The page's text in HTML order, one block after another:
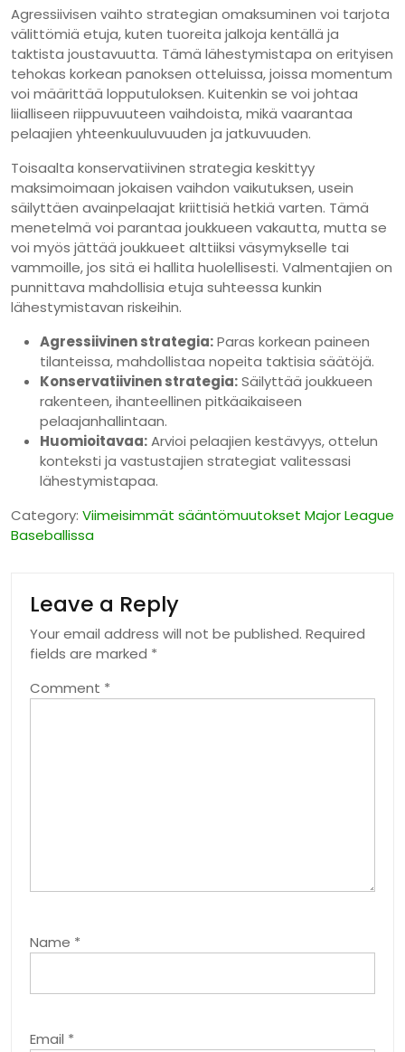
Agressiivisen vaihto strategian omaksuminen voi tarjota
välittömiä etuja, kuten tuoreita jalkoja kentällä ja
taktista joustavuutta. Tämä lähestymistapa on erityisen
tehokas korkean panoksen otteluissa, joissa momentum
voi määrittää lopputuloksen. Kuitenkin se voi johtaa
liialliseen riippuvuuteen vaihdoista, mikä vaarantaa
pelaajien yhteenkuuluvuuden ja jatkuvuuden.
Toisaalta konservatiivinen strategia keskittyy
maksimoimaan jokaisen vaihdon vaikutuksen, usein
säilyttäen avainpelaajat kriittisiä hetkiä varten. Tämä
menetelmä voi parantaa joukkueen vakautta, mutta se
voi myös jättää joukkueet alttiiksi väsymykselle tai
vammoille, jos sitä ei hallita huolellisesti. Valmentajien on
punnittava mahdollisia etuja suhteessa kunkin
lähestymistavan riskeihin.
Agressiivinen strategia:Paras korkean paineen
tilanteissa, mahdollistaa nopeita taktisia säätöjä.
Konservatiivinen strategia:Säilyttää joukkueen
rakenteen, ihanteellinen pitkäaikaiseen
pelaajanhallintaan.
Huomioitavaa:Arvioi pelaajien kestävyys, ottelun
konteksti ja vastustajien strategiat valitessasi
lähestymistapaa.
Category: Viimeisimmät sääntömuutokset Major League
Baseballissa
Leave a Reply
Your email address will not be published. Required
fields are marked *
Comment *
Name *
Email *